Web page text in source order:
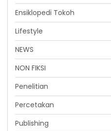
Ensiklopedi Tokoh
Lifestyle
NEWS
NON FIKSI
Penelitian
Percetakan
Publishing